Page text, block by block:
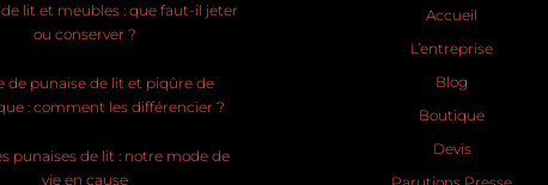
lit et meubles : que faut-il jeter
ou conserver ?
de punaise de lit et piqûre de
: comment les différencier ?
punaises de lit : notre mode de
vie en cause
Accueil
L’entreprise
Blog
Boutique
Devis